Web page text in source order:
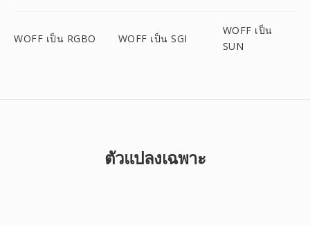
WOFF เป็น RGBO WOFF เป็น SGI
WOFF เป็น
SUN
ตัวแปลงเฉพาะ